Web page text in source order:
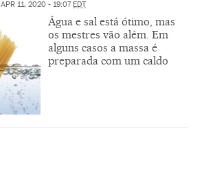
APR 11, 2020 - 19:07EDT
Água e sal está ótimo, mas
os mestres vão além. Em
alguns casos a massa é
preparada com um caldo